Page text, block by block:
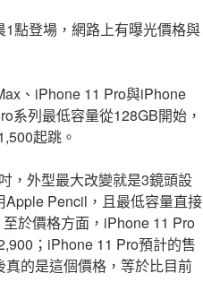
點登場，網路上有曝光價格與
、iPhone 11 Pro與iPhone
系列最低容量從128GB開始，
起跳。
，外型最大改變就是3鏡頭設
Pencil，且最低容量直接
於價格方面，iPhone 11 Pro
；iPhone 11 Pro預計的售
的是這個價格，等於比目前